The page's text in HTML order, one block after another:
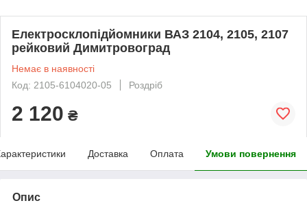
Електросклопідйомники ВАЗ 2104, 2105, 2107
рейковий Димитровоград
Немає в наявності
Код: 2105-6104020-05
Роздріб
2 120 ₴
Доставка Оплата Умови повернення
Опис